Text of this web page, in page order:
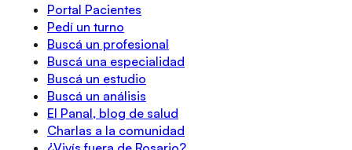
Portal Pacientes
Pedí un turno
Buscá un profesional
Buscá una especialidad
Buscá un estudio
Buscá un análisis
El Panal, blog de salud
Charlas a la comunidad